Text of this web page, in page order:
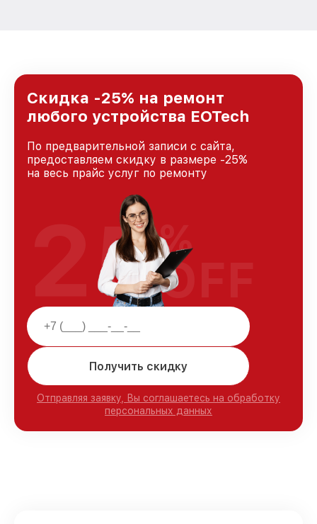
Скидка -25% на ремонт
любого устройства EOTech
По предварительной записи с сайта,
предоставляем скидку в размере -25%
на весь прайс услуг по ремонту
Получить скидку
Отправляя заявку, Вы соглашаетесь на обработку
персональных данных
25%
OFF